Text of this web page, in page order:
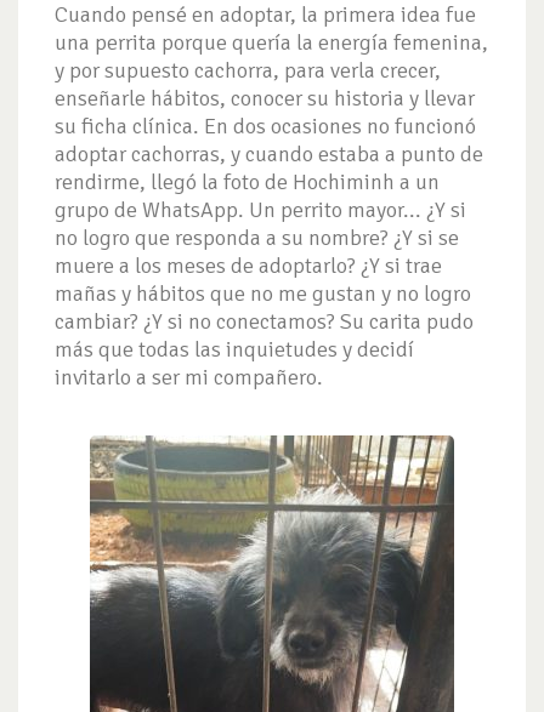
Cuando pensé en adoptar, la primera idea fue
una perrita porque quería la energía femenina,
y por supuesto cachorra, para verla crecer,
enseñarle hábitos, conocer su historia y llevar
su ficha clínica. En dos ocasiones no funcionó
adoptar cachorras, y cuando estaba a punto de
rendirme, llegó la foto de Hochiminh a un
grupo de WhatsApp. Un perrito mayor... ¿Y si
no logro que responda a su nombre? ¿Y si se
muere a los meses de adoptarlo? ¿Y si trae
mañas y hábitos que no me gustan y no logro
cambiar? ¿Y si no conectamos? Su carita pudo
más que todas las inquietudes y decidí
invitarlo a ser mi compañero.